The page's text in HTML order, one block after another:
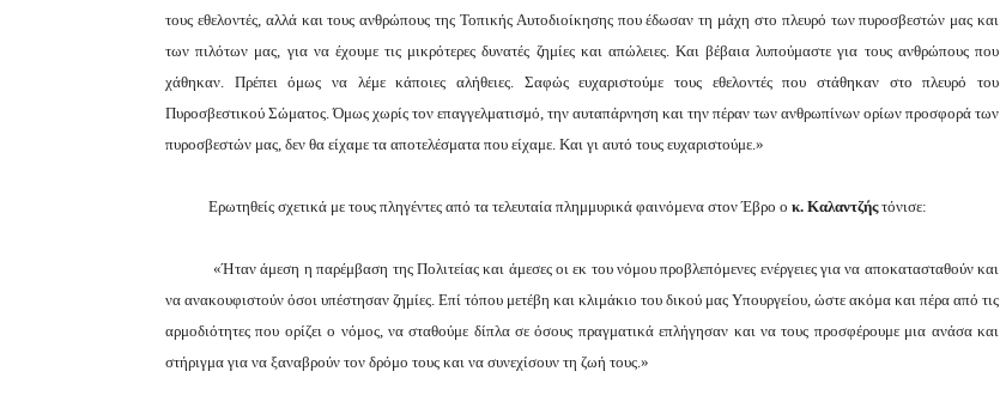
τους εθελοντές, αλλά και τους ανθρώπους της Τοπικής Αυτοδιοίκησης που έδωσαν τη μάχη στο πλευρό των πυροσβεστών μας και
των πιλότων μας, για να έχουμε τις μικρότερες δυνατές ζημίες και απώλειες. Και βέβαια λυπούμαστε για τους ανθρώπους που
χάθηκαν. Πρέπει όμως να λέμε κάποιες αλήθειες. Σαφώς ευχαριστούμε τους εθελοντές που στάθηκαν στο πλευρό του
Πυροσβεστικού Σώματος. Όμως χωρίς τον επαγγελματισμό, την αυταπάρνηση και την πέραν των ανθρωπίνων ορίων προσφορά των
πυροσβεστών μας, δεν θα είχαμε τα αποτελέσματα που είχαμε. Και γι αυτό τους ευχαριστούμε.»
Ερωτηθείς σχετικά με τους πληγέντες από τα τελευταία πλημμυρικά φαινόμενα στον Έβρο ο κ. Καλαντζήςτόνισε:
«Ήταν άμεση η παρέμβαση της Πολιτείας και άμεσες οι εκ του νόμου προβλεπόμενες ενέργειες για να αποκατασταθούν και
να ανακουφιστούν όσοι υπέστησαν ζημίες. Επί τόπου μετέβη και κλιμάκιο του δικού μας Υπουργείου, ώστε ακόμα και πέρα από τις
αρμοδιότητες που ορίζει ο νόμος, να σταθούμε δίπλα σε όσους πραγματικά επλήγησαν και να τους προσφέρουμε μια ανάσα και
στήριγμα για να ξαναβρούν τον δρόμο τους και να συνεχίσουν τη ζωή τους.»